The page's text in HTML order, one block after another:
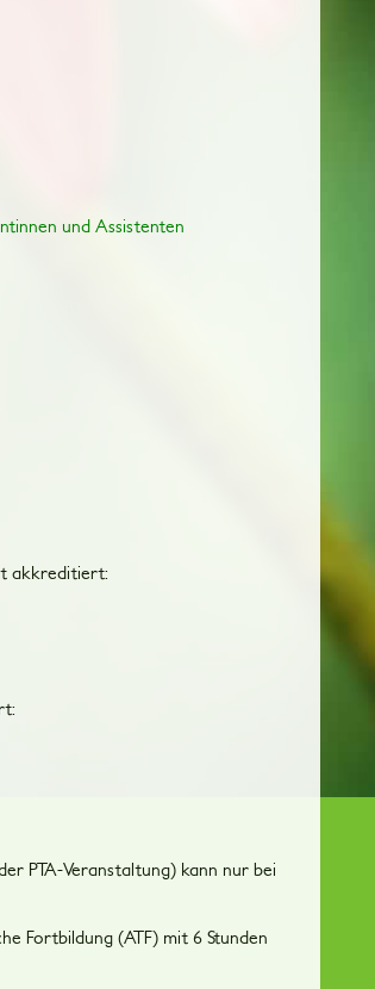
und Assistenten
akkreditiert:
PTA-Veranstaltung) kann nur bei
Fortbildung (ATF) mit 6 Stunden